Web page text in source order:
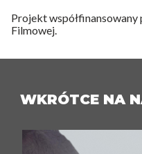
Projekt
Filmowej.
WKRÓTCE NA